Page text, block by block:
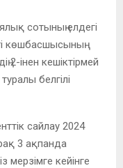
сотының елдегі
көшбасшысының
2-інен кешіктірмей
белгілі
сайлау 2024
3 ақпанда
мерзімге кейінге